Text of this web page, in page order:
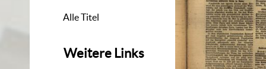
Alle Titel
Weitere Links